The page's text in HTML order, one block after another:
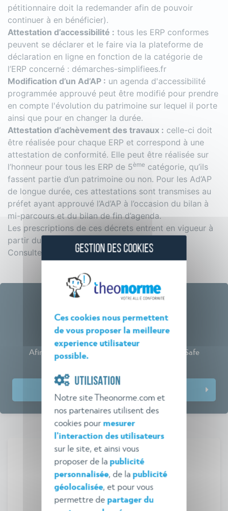
pétitionnaire doit la redemander afin de pouvoir
continuer à en bénéficier).
Attestation d’accessibilité : tous les ERP conformes
peuvent se déclarer et le faire via la plateforme de
déclaration en ligne en fonction de la catégorie de
l’ERP concerné : démarches-simplifiees.fr
Modification d’un Ad’AP : un agenda d'accessibilité
programmée approuvé peut être modifié pour prendre
en compte l'évolution du patrimoine sur lequel il porte
ainsi que pour en changer la durée.
Attestation d’achèvement des travaux : celle-ci doit
être réalisée pour chaque ERP et correspond à une
attestation de conformité. Elle peut être réalisée sur
l’honneur pour tous les ERP de 5ème catégorie, qu’ils
fassent partie d’un patrimoine ou non. Pour les Ad’AP
de longue durée, ces attestations sont transmises au
préfet ayant approuvé l’Ad’AP à l’occasion du bilan à
mi-parcours et du bilan de fin d’agenda.
Les prescriptions de ces décrets entrent en vigueur à
partir du 18 février 2020.
Consultez le texte n°43 intégral :ici
Webinaires
Afin de rester à vos côtés, Théo Norme et BatiSafe
proposent désormais des Webinaires
Veille réglementaire
Théo Norme
GESTION DES COOKIES
Ces cookies nous permettent
de vous proposer la meilleure
experience utilisateur
possible.
UTILISATION
Notre site Theonorme.com et
nos partenaires utilisent des
cookies pour mesurer
l'interaction des utilisateurs
sur le site, et ainsi vous
proposer de la publicité
personnalisée, de la publicité
géolocalisée, et pour vous
permettre de partager du